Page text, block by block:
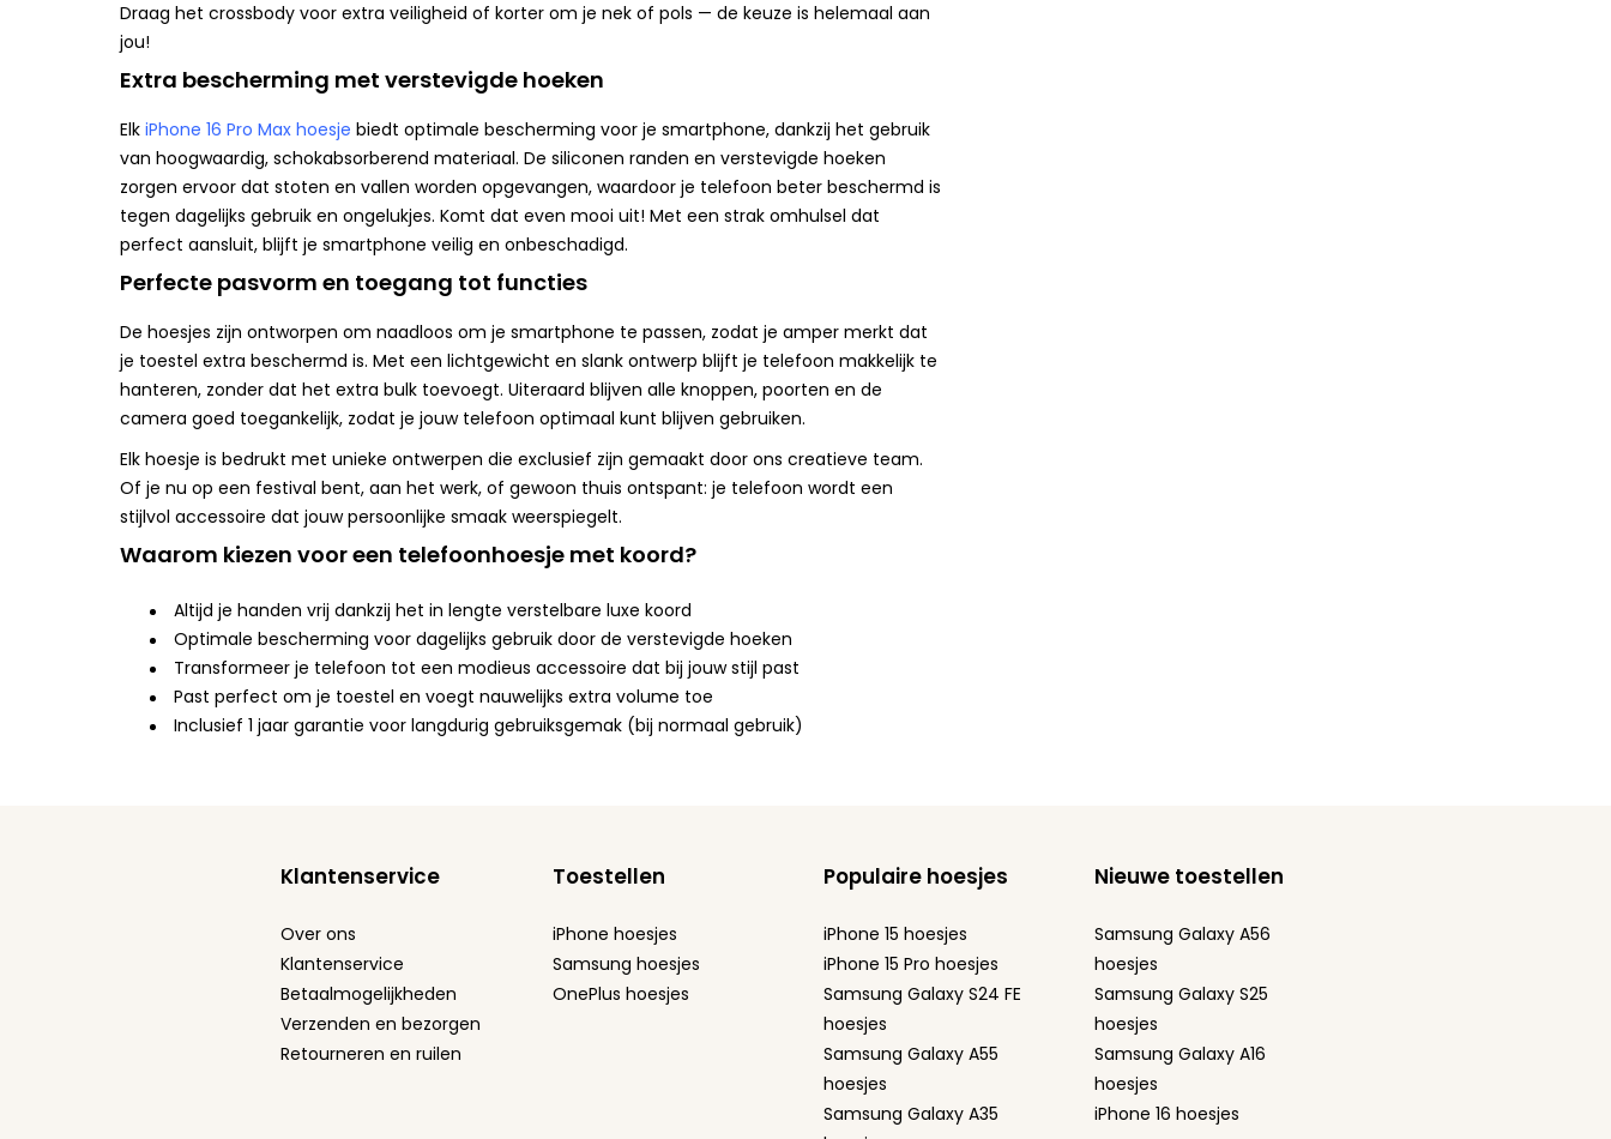
Draag het crossbody voor extra veiligheid of korter om je nek of pols — de keuze is helemaal aan
jou!
Extra bescherming met verstevigde hoeken
Elk iPhone 16 Pro Max hoesje biedt optimale bescherming voor je smartphone, dankzij het gebruik
van hoogwaardig, schokabsorberend materiaal. De siliconen randen en verstevigde hoeken
zorgen ervoor dat stoten en vallen worden opgevangen, waardoor je telefoon beter beschermd is
tegen dagelijks gebruik en ongelukjes. Komt dat even mooi uit! Met een strak omhulsel dat
perfect aansluit, blijft je smartphone veilig en onbeschadigd.
Perfecte pasvorm en toegang tot functies
De hoesjes zijn ontworpen om naadloos om je smartphone te passen, zodat je amper merkt dat
je toestel extra beschermd is. Met een lichtgewicht en slank ontwerp blijft je telefoon makkelijk te
hanteren, zonder dat het extra bulk toevoegt. Uiteraard blijven alle knoppen, poorten en de
camera goed toegankelijk, zodat je jouw telefoon optimaal kunt blijven gebruiken.
Elk hoesje is bedrukt met unieke ontwerpen die exclusief zijn gemaakt door ons creatieve team.
Of je nu op een festival bent, aan het werk, of gewoon thuis ontspant: je telefoon wordt een
stijlvol accessoire dat jouw persoonlijke smaak weerspiegelt.
Waarom kiezen voor een telefoonhoesje met koord?
Altijd je handen vrij dankzij het in lengte verstelbare luxe koord
Optimale bescherming voor dagelijks gebruik door de verstevigde hoeken
Transformeer je telefoon tot een modieus accessoire dat bij jouw stijl past
Past perfect om je toestel en voegt nauwelijks extra volume toe
Inclusief 1 jaar garantie voor langdurig gebruiksgemak (bij normaal gebruik)
Klantenservice
Over ons
Klantenservice
Betaalmogelijkheden
Verzenden en bezorgen
Retourneren en ruilen
Toestellen
iPhone hoesjes
Samsung hoesjes
OnePlus hoesjes
Populaire hoesjes
iPhone 15 hoesjes
iPhone 15 Pro hoesjes
Samsung Galaxy S24 FE
hoesjes
Samsung Galaxy A55
hoesjes
Samsung Galaxy A35
Nieuwe toestellen
Samsung Galaxy A56
hoesjes
Samsung Galaxy S25
hoesjes
Samsung Galaxy A16
hoesjes
iPhone 16 hoesjes